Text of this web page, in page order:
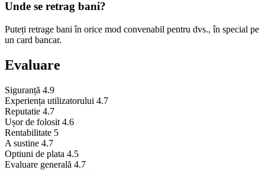
Unde se retrag bani?
Puteți retrage bani în orice mod convenabil pentru dvs., în special pe
un card bancar.
Evaluare
Siguranță 4.9
Experiența utilizatorului 4.7
Reputatie 4.7
Ușor de folosit 4.6
Rentabilitate 5
A sustine 4.7
Optiuni de plata 4.5
Evaluare generală 4.7